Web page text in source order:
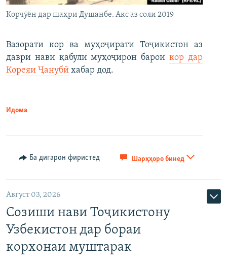
Корҷӯён дар шаҳри Душанбе. Акс аз соли 2019
Вазорати кор ва муҳоҷирати Тоҷикистон аз
даври нави қабули муҳоҷирон бароикор дар
Кореяи Ҷанубӣ хабар дод.
Идома
Ба дигарон фиристед Шарҳҳоро бинед
Август 03, 2026
Созиши нави Тоҷикистону
Узбекистон дар бораи
корхонаи муштарак